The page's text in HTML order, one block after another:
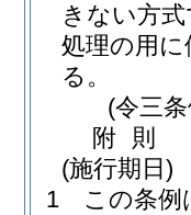
きない方
処理の用
る。
(令三
附 則
(施行期日)
1
この条例